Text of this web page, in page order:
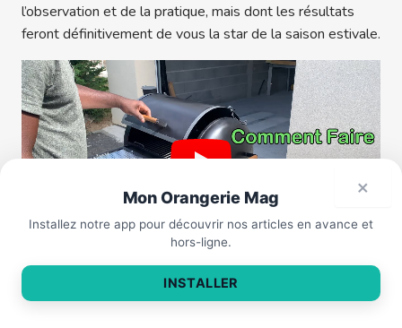
l’observation et de la pratique, mais dont les résultats
feront définitivement de vous la star de la saison estivale.
Entretien, sécurité et astuces pour
maîtriser votre guide pratique
Des épices qui changent
tout.
×
Mon Orangerie Mag
Installez notre app pour découvrir nos articles en avance et
hors-ligne.
INSTALLER